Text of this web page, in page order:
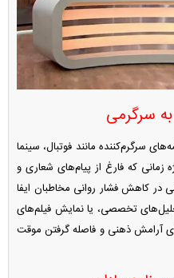
سرگرمی
سرگرم‌کننده مانند فوتبال، سینما
زمانی که فارغ از پیام‌های شعاری و
در کاهش فشار روانی مخاطبان ایفا
تخصصی، یا نمایش فیلم‌های
آرامش ذهنی و فاصله گرفتن موقت